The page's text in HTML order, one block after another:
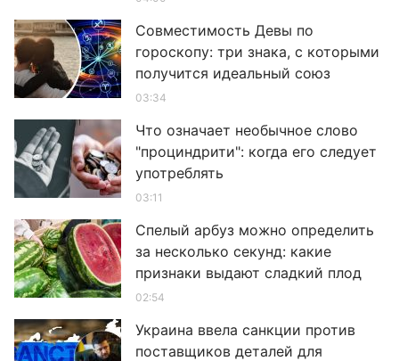
Совместимость Девы по
гороскопу: три знака, с которыми
получится идеальный союз
03:34
Что означает необычное слово
"проциндрити": когда его следует
употреблять
03:11
Спелый арбуз можно определить
за несколько секунд: какие
признаки выдают сладкий плод
02:54
Украина ввела санкции против
поставщиков деталей для